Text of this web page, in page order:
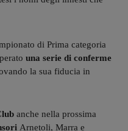
di Prima categoria
una serie di conferme
la sua fiducia in
anche nella prossima
Arnetoli, Marra e